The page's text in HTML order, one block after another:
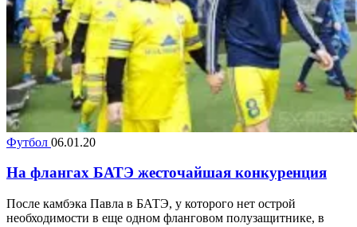
Футбол 06.01.20
На флангах БАТЭ жесточайшая конкуренция
После камбэка Павла в БАТЭ, у которого нет острой
необходимости в еще одном фланговом полузащитнике, в